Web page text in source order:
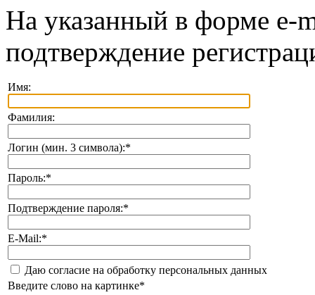
На указанный в форме e-
подтверждение
Имя:
Фамилия:
Логин (мин. 3 символа):*
Пароль:*
Подтверждение пароля:*
E-Mail:*
Даю согласие на обработку персональных данных
Введите слово на картинке*